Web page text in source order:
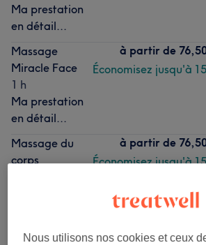
Ma prestation
en détail...
Massage
Miracle Face
1 h
Ma prestation
en détail...
à partir de
Économisez jusqu'à
Massage du
corps
à partir de
Économisez jusqu'à
Nous utilisons nos cookies et ceux